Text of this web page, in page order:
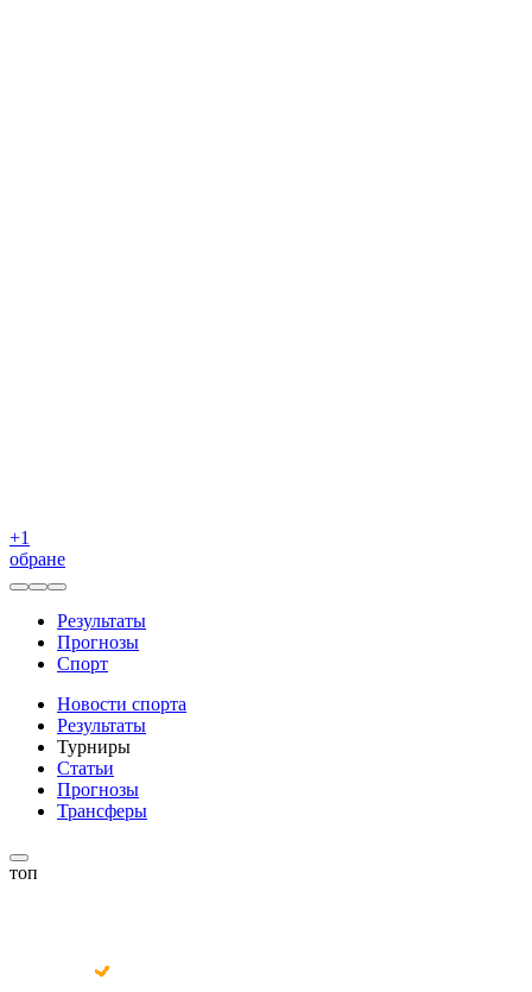
+1
обране
Результаты
Прогнозы
Спорт
Новости спорта
Результаты
Турниры
Статьи
Прогнозы
Трансферы
топ